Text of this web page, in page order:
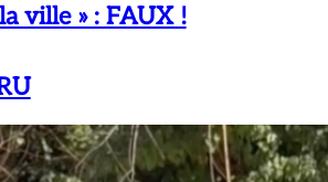
ville » : FAUX !